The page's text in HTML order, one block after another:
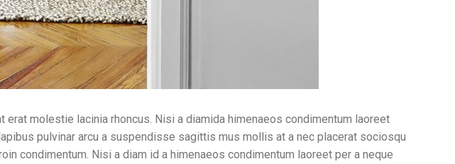
molestie lacinia rhoncus. Nisi a diamida himenaeos condimentum laoreet
pulvinar arcu a suspendisse sagittis mus mollis at a nec placerat sociosqu
condimentum. Nisi a diam id a himenaeos condimentum laoreet per a neque